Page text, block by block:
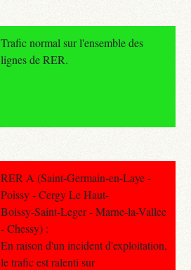
Trafic normal sur l'ensemble des
lignes de RER.
RER A (Saint-Germain-en-Laye -
Poissy - Cergy Le Haut-
Boissy-Saint-Leger - Marne-la-Vallee
- Chessy) :
En raison d'un incident d'exploitation,
le trafic est ralenti sur